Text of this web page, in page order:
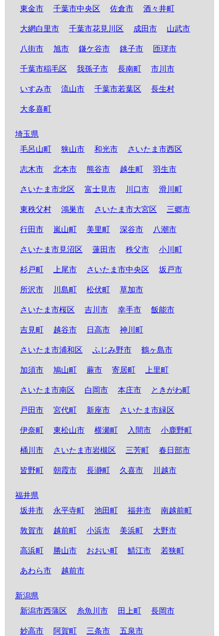
東金市 千葉市中央区 佐倉市 酒々井町
大網白里市 千葉市花見川区 成田市 山武市
八街市 旭市 鎌ケ谷市 銚子市 匝瑳市
千葉市稲毛区 我孫子市 長南町 市川市
いすみ市 流山市 千葉市若葉区 長生村
大多喜町
埼玉県
毛呂山町
狭山市 和光市 さいたま市西区
志木市 北本市 熊谷市 越生町 羽生市
さいたま市北区 富士見市 川口市 滑川町
東秩父村 鴻巣市 さいたま市大宮区 三郷市
行田市 嵐山町 美里町 深谷市 八潮市
さいたま市見沼区 蓮田市 秩父市 小川町
杉戸町 上尾市 さいたま市中央区 坂戸市
所沢市 川島町 松伏町 草加市
さいたま市桜区 吉川市 幸手市 飯能市
吉見町 越谷市 日高市 神川町
さいたま市浦和区 ふじみ野市 鶴ヶ島市
加須市 鳩山町 蕨市 寄居町 上里町
さいたま市南区 白岡市 本庄市 ときがわ町
戸田市 宮代町 新座市 さいたま市緑区
伊奈町 東松山市 横瀬町 入間市 小鹿野町
桶川市 さいたま市岩槻区 三芳町 春日部市
皆野町 朝霞市 長瀞町 久喜市 川越市
福井県
坂井市
永平寺町 池田町 福井市 南越前町
敦賀市 越前町 小浜市 美浜町 大野市
高浜町 勝山市 おおい町 鯖江市 若狭町
あわら市 越前市
新潟県
新潟市西蒲区
糸魚川市 田上町 長岡市
妙高市 阿賀町 三条市 五泉市